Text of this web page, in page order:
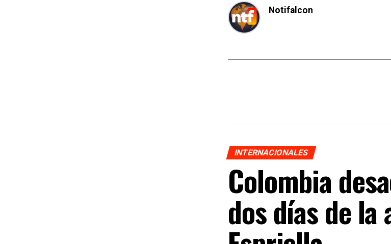
Notifalcon
INTERNACIONALES
Colombia
dos días de la